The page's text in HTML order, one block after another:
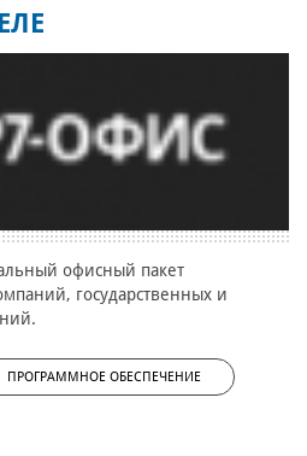
офисный пакет
государственных и
ПРОГРАММНОЕ ОБЕСПЕЧЕНИЕ